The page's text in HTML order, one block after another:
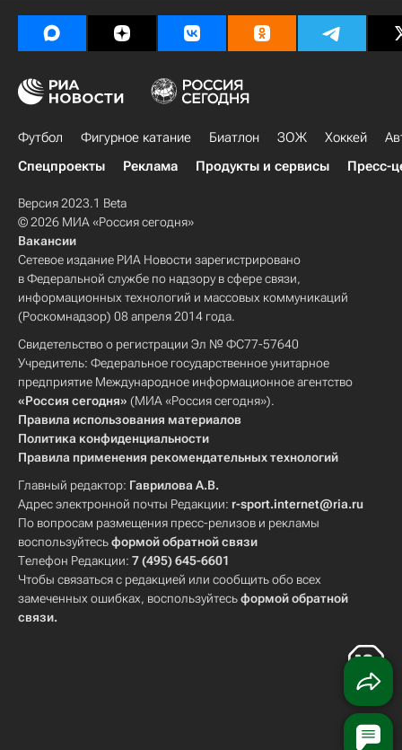
Футбол Фигурное катание Биатлон ЗОЖ Хоккей
Спецпроекты
Реклама Продукты и сервисы Пресс-
Версия 2023.1 Beta
© 2026 МИА «Россия сегодня»
Вакансии
Сетевое издание РИА Новости зарегистрировано
в Федеральной службе по надзору в сфере связи,
информационных технологий и массовых коммуникаций
(Роскомнадзор) 08 апреля 2014 года.
Свидетельство о регистрации Эл № ФС77-57640
Учредитель: Федеральное государственное унитарное
предприятие Международное информационное агентство
«Россия сегодня» (МИА «Россия сегодня»).
Правила использования материалов
Политика конфиденциальности
Правила применения рекомендательных технологий
Главный редактор: Гаврилова А.В.
Адрес электронной почты Редакции: r-sport.internet@ria.ru
По вопросам размещения пресс-релизов и рекламы
воспользуйтесьформой обратной связи
Телефон Редакции: 7 (495) 645-6601
Чтобы связаться с редакцией или сообщить обо всех
замеченных ошибках, воспользуйтесьформой обратной
связи.